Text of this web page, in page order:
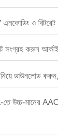
ও বিটরেট
করুন
নিয়ে ডাউনলোড
উচ্চ-মানের